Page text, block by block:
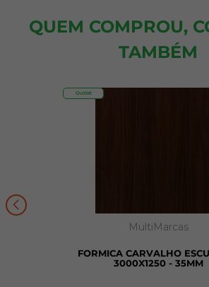
QUEM COMPROU,
TAMBÉM
Outlet
MultiMarcas
FORMICA CARVALHO
3000X1250 - 35MM